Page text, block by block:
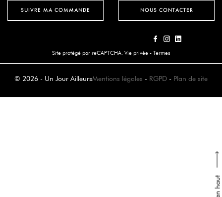
SUIVRE MA COMMANDE NOUS CONTACTER
Site protégé par reCAPTCHA. Vie privée - Termes
© 2026 - Un Jour AilleursMentions légales - RGPD - Plan de site